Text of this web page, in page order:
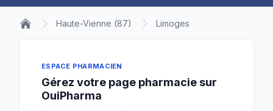
Haute-Vienne (87) Limoges
ESPACE PHARMACIEN
Gérez votre page pharmacie sur
OuiPharma